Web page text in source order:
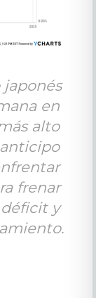
en
alto
frenar
y